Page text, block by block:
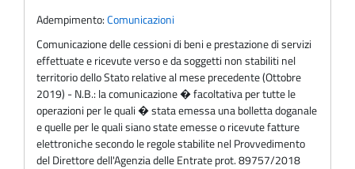
Adempimento:Comunicazioni
Comunicazione delle cessioni di beni e prestazione di servizi
effettuate e ricevute verso e da soggetti non stabiliti nel
territorio dello Stato relative al mese precedente (Ottobre
2019) - N.B.: la comunicazione � facoltativa per tutte le
operazioni per le quali � stata emessa una bolletta doganale
e quelle per le quali siano state emesse o ricevute fatture
elettroniche secondo le regole stabilite nel Provvedimento
del Direttore dell'Agenzia delle Entrate prot. 89757/2018